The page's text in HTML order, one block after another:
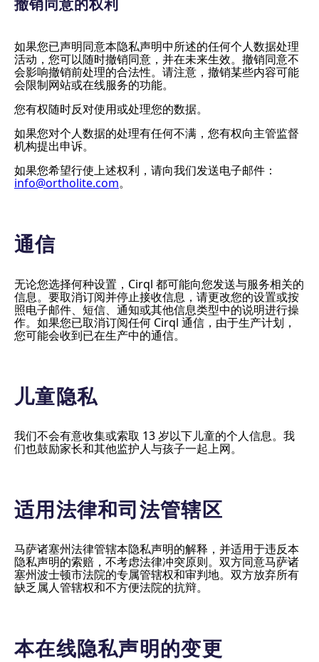
撤销同意的权利
如果您已声明同意本隐私声明中所述的任何个人数据处理
活动，您可以随时撤销同意，并在未来生效。撤销同意不
会影响撤销前处理的合法性。请注意，撤销某些内容可能
会限制网站或在线服务的功能。
您有权随时反对使用或处理您的数据。
如果您对个人数据的处理有任何不满，您有权向主管监督
机构提出申诉。
如果您希望行使上述权利，请向我们发送电子邮件：
info@ortholite.com。
通信
无论您选择何种设置，Cirql 都可能向您发送与服务相关的
信息。要取消订阅并停止接收信息，请更改您的设置或按
照电子邮件、短信、通知或其他信息类型中的说明进行操
作。如果您已取消订阅任何 Cirql 通信，由于生产计划，
您可能会收到已在生产中的通信。
儿童隐私
我们不会有意收集或索取 13 岁以下儿童的个人信息。我
们也鼓励家长和其他监护人与孩子一起上网。
适用法律和司法管辖区
马萨诸塞州法律管辖本隐私声明的解释，并适用于违反本
隐私声明的索赔，不考虑法律冲突原则。双方同意马萨诸
塞州波士顿市法院的专属管辖权和审判地。双方放弃所有
缺乏属人管辖权和不方便法院的抗辩。
本在线隐私声明的变更